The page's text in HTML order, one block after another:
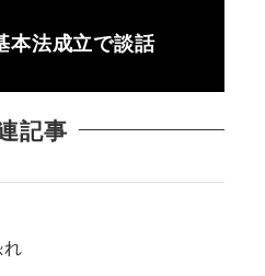
本法成立で談話
記事